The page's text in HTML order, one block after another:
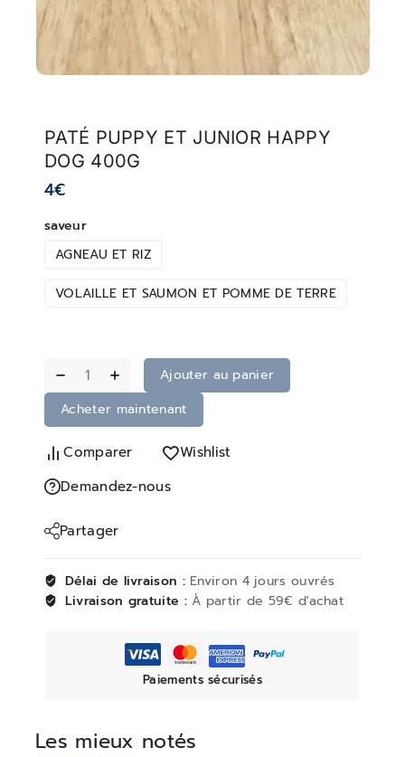
Les mieux notés
PATÉ PUPPY ET JUNIOR HAPPY
DOG 400G
4€
saveur
AGNEAU ET RIZ
VOLAILLE ET SAUMON ET POMME DE TERRE
Ajouter au panier
Acheter maintenant
Comparer
Wishlist
Demandez-nous
Partager
Délai de livraison : Environ 4 jours ouvrés
Livraison gratuite :À partir de 59€ d'achat
Paiements sécurisés